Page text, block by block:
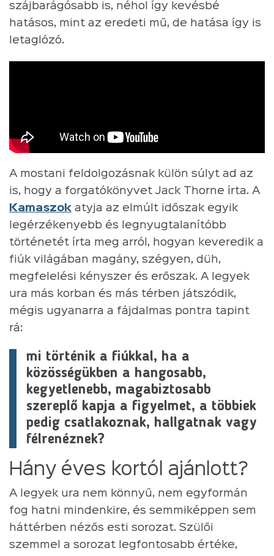
szájbarágósabb is, néhol így kevésbé
hatásos, mint az eredeti mű, de hatása így is
letaglózó.
A mostani feldolgozásnak külön súlyt ad az
is, hogy a forgatókönyvet Jack Thorne írta. A
Kamaszok atyja az elmúlt időszak egyik
legérzékenyebb és legnyugtalanítóbb
történetét írta meg arról, hogyan keveredik a
fiúk világában magány, szégyen, düh,
megfelelési kényszer és erőszak. A legyek
ura más korban és más térben játszódik,
mégis ugyanarra a fájdalmas pontra tapint
rá:
mi történik a fiúkkal, ha a
közösségükben a hangosabb,
kegyetlenebb, magabiztosabb
szereplő kapja a figyelmet, a többiek
pedig csatlakoznak, hallgatnak vagy
félrenéznek?
Hány éves kortól ajánlott?
A legyek ura nem könnyű, nem egyformán
fog hatni mindenkire, és semmiképpen sem
háttérben nézős esti sorozat. Szülői
szemmel a sorozat legfontosabb értéke,